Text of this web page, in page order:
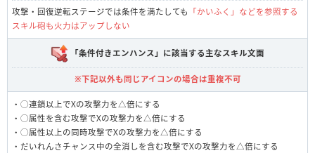
攻撃・回復逆転ステージでは条件を満たしても 「かいふく」などを参照する
スキル砲も火力はアップしない
「条件付きエンハンス」に該当する主なスキル文面
※下記以外も同じアイコンの場合は重複不可
・◯連鎖以上でXの攻撃力を△倍にする
・◯属性を含む攻撃でXの攻撃力を△倍にする
・◯属性以上の同時攻撃でXの攻撃力を△倍にする
・だいれんさチャンス中の全消しを含む攻撃でXの攻撃力を△倍にする